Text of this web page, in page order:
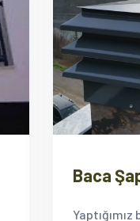
Baca